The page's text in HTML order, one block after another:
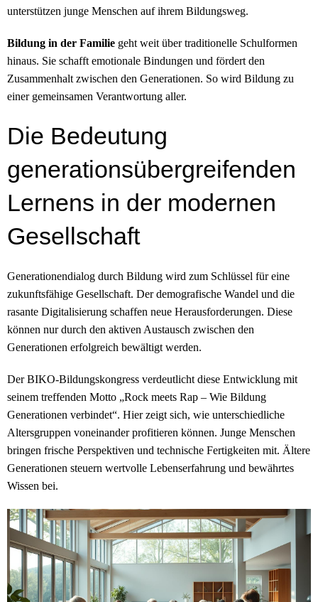
unterstützen junge Menschen auf ihrem Bildungsweg.
Bildung in der Familie geht weit über traditionelle Schulformen
hinaus. Sie schafft emotionale Bindungen und fördert den
Zusammenhalt zwischen den Generationen. So wird Bildung zu
einer gemeinsamen Verantwortung aller.
Die Bedeutung
generationsübergreifenden
Lernens in der modernen
Gesellschaft
Generationendialog durch Bildung wird zum Schlüssel für eine
zukunftsfähige Gesellschaft. Der demografische Wandel und die
rasante Digitalisierung schaffen neue Herausforderungen. Diese
können nur durch den aktiven Austausch zwischen den
Generationen erfolgreich bewältigt werden.
Der BIKO-Bildungskongress verdeutlicht diese Entwicklung mit
seinem treffenden Motto „Rock meets Rap – Wie Bildung
Generationen verbindet“. Hier zeigt sich, wie unterschiedliche
Altersgruppen voneinander profitieren können. Junge Menschen
bringen frische Perspektiven und technische Fertigkeiten mit. Ältere
Generationen steuern wertvolle Lebenserfahrung und bewährtes
Wissen bei.